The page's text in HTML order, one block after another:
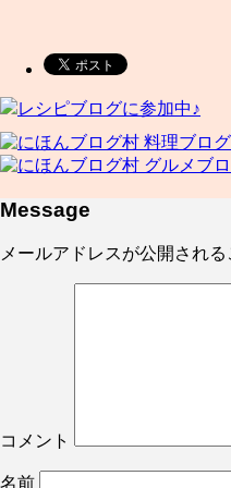
レシピブログに参加中♪
Message
メールアドレスが公開される
コメント
名前